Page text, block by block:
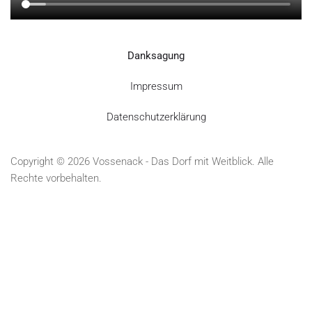
Danksagung
Impressum
Datenschutzerklärung
Copyright © 2026 Vossenack - Das Dorf mit Weitblick. Alle
Rechte vorbehalten.